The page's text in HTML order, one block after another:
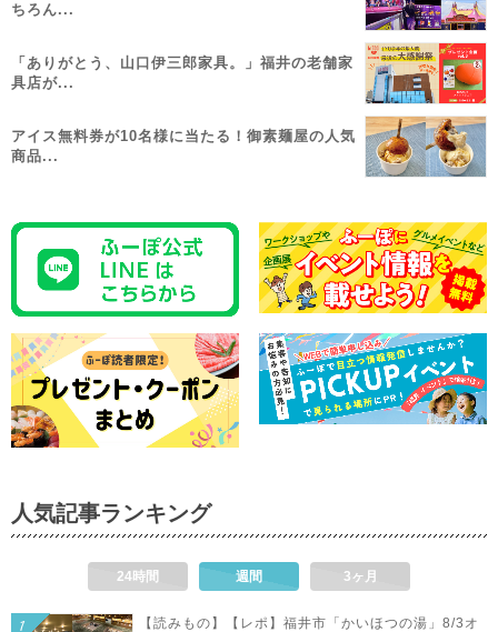
ちろん...
「ありがとう、山口伊三郎家具。」福井の老舗家
具店が...
アイス無料券が10名様に当たる！御素麺屋の人気
商品...
人気記事ランキング
24時間 週間 3ヶ月
【読みもの】【レポ】福井市「かいほつの湯」8/3オ